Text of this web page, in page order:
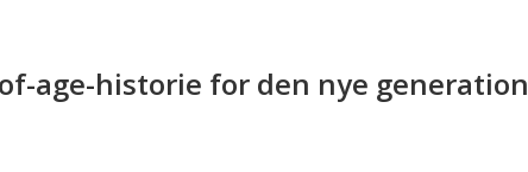
age-historie for den nye generation